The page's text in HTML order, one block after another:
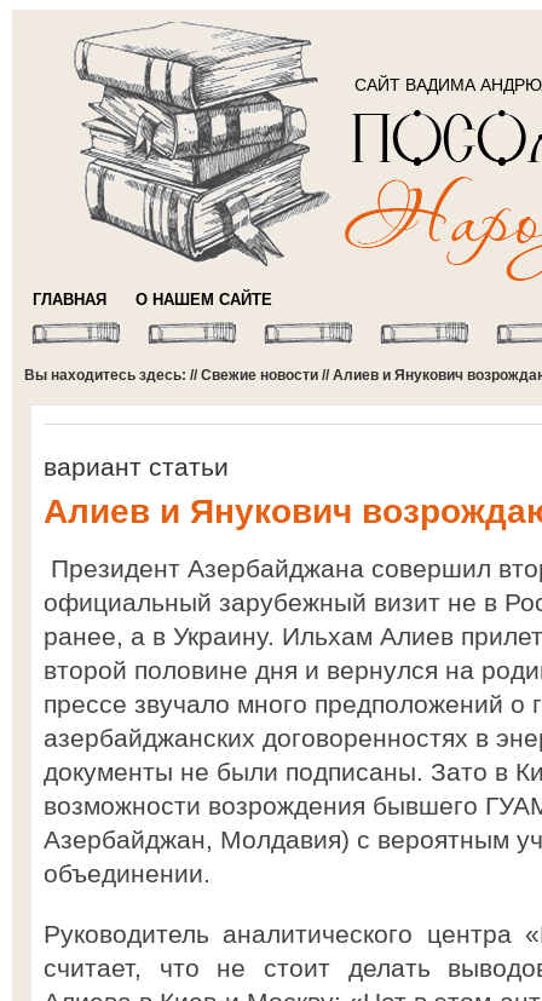
САЙТ ВАДИМА
ГЛАВНАЯ О НАШЕМ САЙТЕ
Вы находитесь здесь: //Свежие новости // Алиев и Янукович
вариант статьи
Алиев и Янукович
Президент Азербайджана совершил
официальный зарубежный визит не в
ранее, а в Украину. Ильхам Алиев
второй половине дня и вернулся на
прессе звучало много предположений о
азербайджанских договоренностях в
документы не были подписаны. Зато в
возможности возрождения бывшего
Азербайджан, Молдавия) с вероятным
объединении.
Руководитель аналитического
считает, что не стоит делать